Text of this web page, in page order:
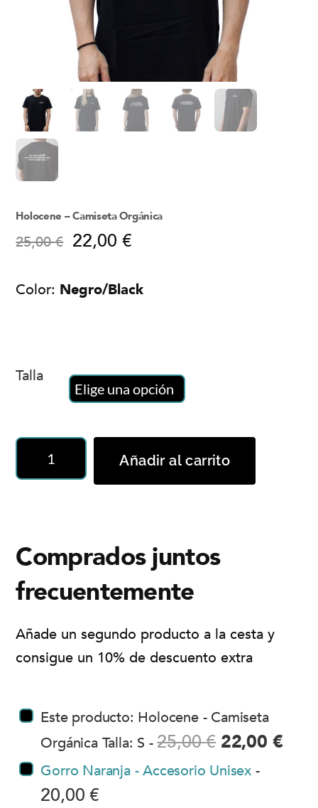
Holocene – Camiseta Orgánica
25,00€ 22,00€
Color: Negro/Black
Talla
Holocene
-
cantidad
Añadir al carrito
Comprados juntos
frecuentemente
Añade un segundo producto a la cesta y
consigue un 10% de descuento extra
Este producto: Holocene - Camiseta
Orgánica Talla: S -25,00€ 22,00 €
Gorro Naranja - Accesorio Unisex -
20,00€